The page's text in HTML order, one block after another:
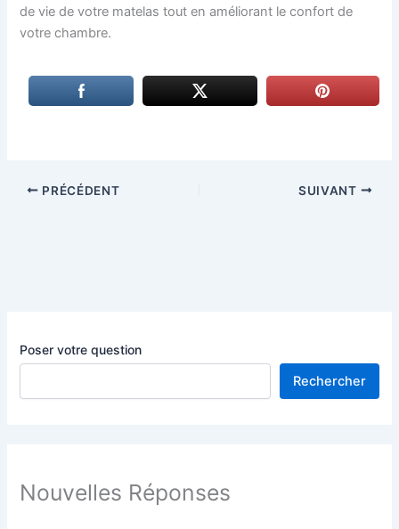
Poser votre question
Rechercher
Nouvelles Réponses
de vie de votre matelas tout en améliorant le confort de
votre chambre.
PRÉCÉDENT SUIVANT